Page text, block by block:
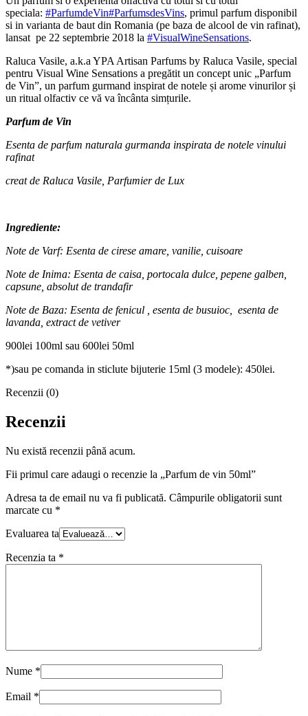
speciala: #ParfumdeVin#ParfumsdesVins, primul parfum disponibil
si in varianta de baut din Romania (pe baza de alcool de vin rafinat),
lansat pe 22 septembrie 2018 la #VisualWineSensations.
Raluca Vasile, a.k.a YPA Artisan Parfums by Raluca Vasile, special
pentru Visual Wine Sensations a pregătit un concept unic „Parfum
de Vin”, un parfum gurmand inspirat de notele și arome vinurilor și
un ritual olfactiv ce vă va încânta simțurile.
Parfum de Vin
Esenta de parfum naturala gurmanda inspirata de notele vinului
rafinat
creat de Raluca Vasile, Parfumier de Lux
Ingrediente:
Note de Varf: Esenta de cirese amare, vanilie, cuisoare
Note de Inima: Esenta de caisa, portocala dulce, pepene galben,
capsune, absolut de trandafir
Note de Baza: Esenta de fenicul , esenta de busuioc, esenta de
lavanda, extract de vetiver
900lei 100ml sau 600lei 50ml
*)sau pe comanda in sticlute bijuterie 15ml (3 modele): 450lei.
Recenzii (0)
Recenzii
Nu există recenzii până acum.
Fii primul care adaugi o recenzie la „Parfum de vin 50ml”
Adresa ta de email nu va fi publicată. Câmpurile obligatorii sunt
marcate cu *
Evaluarea ta
Recenzia ta *
Nume *
Email *